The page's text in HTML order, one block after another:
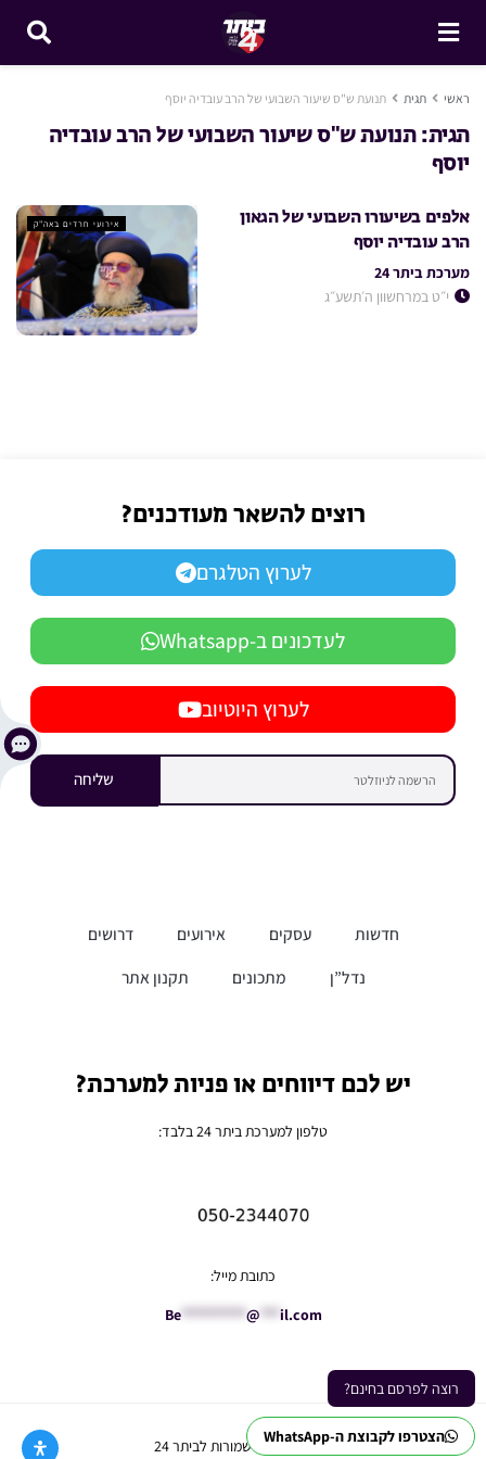
ראשי תגית תנועת ש"ס שיעור השבועי של הרב עובדיה יוסף
תגית:תנועת ש"ס שיעור השבועי של הרב עובדיה
יוסף
אירועי חרדים באה"ק
אלפים בשיעורו השבועי של הגאון
הרב עובדיה יוסף
מערכת ביתר 24
י״ט במרחשוון ה׳תשע״ג
הצטרפו לקבוצת ה-WhatsApp
רוצה לפרסם בחינם?
רוצים להשאר מעודכנים?
לערוץ הטלגרם
לעדכונים ב-Whatsapp
לערוץ היוטיוב
שליחה
חדשות עסקים אירועים
דרושים
נדל”ן
מתכונים תקנון אתר
יש לכם דיווחים או פניות למערכת?
טלפון למערכת ביתר 24 בלבד:
כתובת מייל:
Be********** @ *** il.com
Ⓒ כל הזכויות שמורות לביתר 24